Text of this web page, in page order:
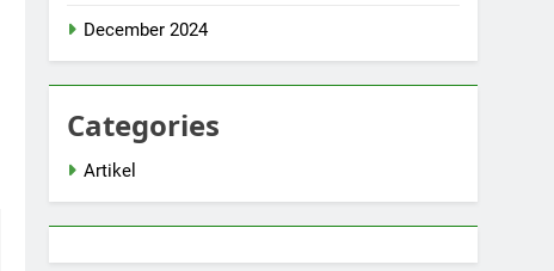
December 2024
Categories
Artikel